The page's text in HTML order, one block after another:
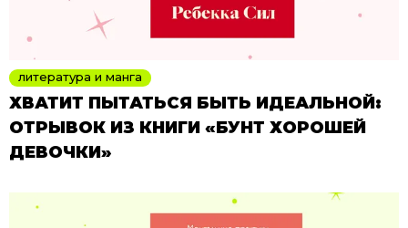
литература и манга
ХВАТИТ ПЫТАТЬСЯ БЫТЬ ИДЕАЛЬНОЙ:
ОТРЫВОК ИЗ КНИГИ «БУНТ ХОРОШЕЙ
ДЕВОЧКИ»